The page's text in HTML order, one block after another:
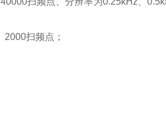
2000扫频点；